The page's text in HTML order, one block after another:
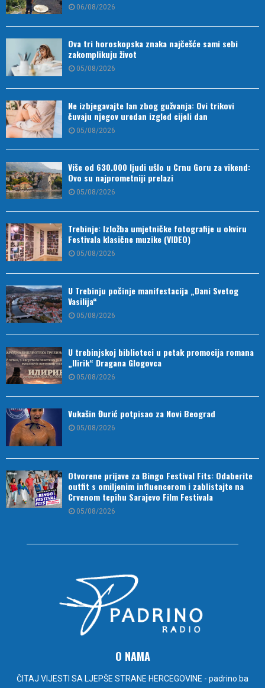
06/08/2026
Ova tri horoskopska znaka najčešće sami sebi
zakomplikuju život
05/08/2026
Ne izbjegavajte lan zbog gužvanja: Ovi trikovi
čuvaju njegov uredan izgled cijeli dan
05/08/2026
Više od 630.000 ljudi ušlo u Crnu Goru za vikend:
Ovo su najprometniji prelazi
05/08/2026
Trebinje: Izložba umjetničke fotografije u okviru
Festivala klasične muzike (VIDEO)
05/08/2026
U Trebinju počinje manifestacija „Dani Svetog
Vasilija“
05/08/2026
U trebinjskoj biblioteci u petak promocija romana
„Ilirik“ Dragana Glogovca
05/08/2026
Vukašin Đurić potpisao za Novi Beograd
05/08/2026
Otvorene prijave za Bingo Festival Fits: Odaberite
outfit s omiljenim influencerom i zablistajte na
Crvenom tepihu Sarajevo Film Festivala
05/08/2026
O NAMA
ČITAJ VIJESTI SA LJEPŠE STRANE HERCEGOVINE - padrino.ba